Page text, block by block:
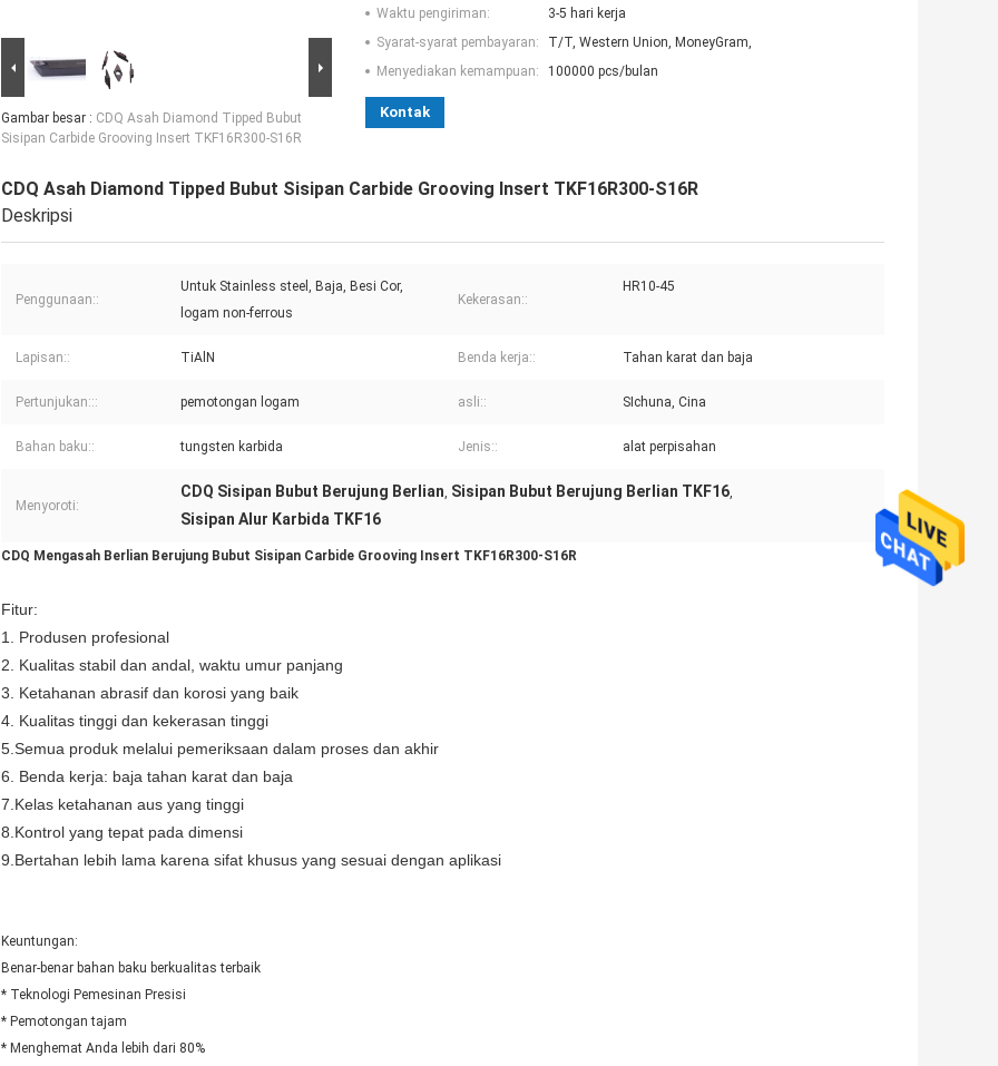
Gambar besar : CDQ Asah Diamond Tipped Bubut
Sisipan Carbide Grooving Insert TKF16R300-S16R
Waktu pengiriman:
3-5 hari kerja
Syarat-syarat pembayaran:
T/T, Western Union, MoneyGram,
Menyediakan kemampuan:
100000 pcs/bulan
Kontak
CDQ Asah Diamond Tipped Bubut Sisipan Carbide Grooving Insert TKF16R300-S16R
Deskripsi
Penggunaan::
Untuk Stainless steel, Baja, Besi Cor,
logam non-ferrous
Kekerasan::
HR10-45
Lapisan:: TiAlN Benda kerja:: Tahan karat dan baja
Pertunjukan::: pemotongan logam asli:: SIchuna, Cina
Bahan baku:: tungsten karbida Jenis:: alat perpisahan
Menyoroti:
CDQ Sisipan Bubut Berujung Berlian, Sisipan Bubut Berujung Berlian TKF16,
Sisipan Alur Karbida TKF16
CDQ Mengasah Berlian Berujung Bubut Sisipan Carbide Grooving Insert TKF16R300-S16R
Fitur:
1. Produsen profesional
2. Kualitas stabil dan andal, waktu umur panjang
3. Ketahanan abrasif dan korosi yang baik
4. Kualitas tinggi dan kekerasan tinggi
5.Semua produk melalui pemeriksaan dalam proses dan akhir
6. Benda kerja: baja tahan karat dan baja
7.Kelas ketahanan aus yang tinggi
8.Kontrol yang tepat pada dimensi
9.Bertahan lebih lama karena sifat khusus yang sesuai dengan aplikasi
Keuntungan:
Benar-benar bahan baku berkualitas terbaik
* Teknologi Pemesinan Presisi
* Pemotongan tajam
* Menghemat Anda lebih dari 80%